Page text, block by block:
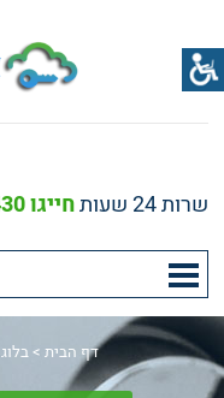
שרות 24 שעות חייגו 073-3742430
דף הבית >בלוג